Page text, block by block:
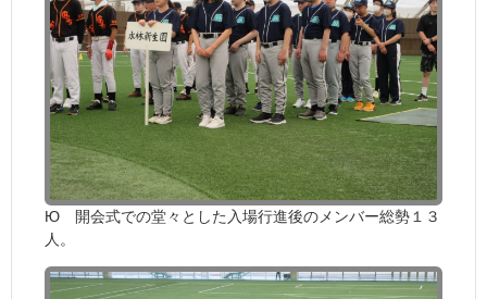
Ю 開会式での堂々とした入場行進後のメンバー総勢１３
人。